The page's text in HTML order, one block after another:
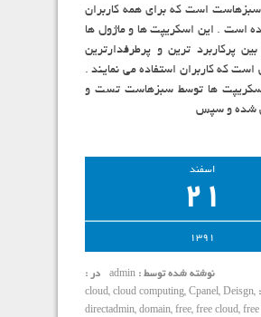
است که برای همه کاربران
است . این اسکریپت ها و ماژول ها
پرکاربرد ترین و پرطرفدارترین
است که کاربران استفاده می نمایند .
ها توسط سبزهاست تست و
شده و سپس
اسفند
21
1391
در : نوشته شده توسط : admin
cloud, cloud computing, Cpanel, Deisgn,
directadmin, domain, free, free cloud,